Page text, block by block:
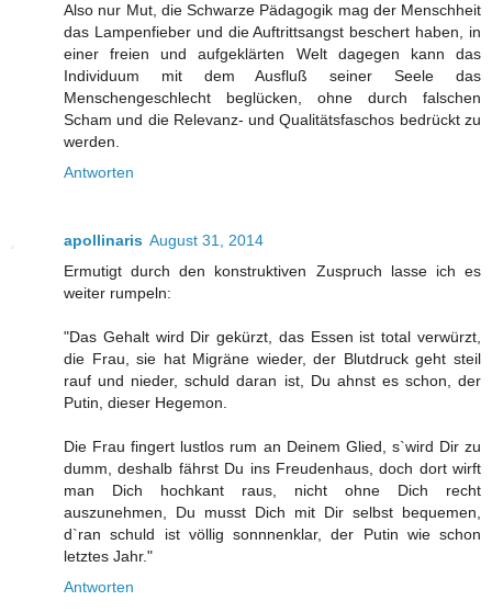
Also nur Mut, die Schwarze Pädagogik mag der Menschheit
das Lampenfieber und die Auftrittsangst beschert haben, in
einer freien und aufgeklärten Welt dagegen kann das
Individuum mit dem Ausfluß seiner Seele das
Menschengeschlecht beglücken, ohne durch falschen
Scham und die Relevanz- und Qualitätsfaschos bedrückt zu
werden.
Antworten
apollinaris August 31, 2014
Ermutigt durch den konstruktiven Zuspruch lasse ich es
weiter rumpeln:
"Das Gehalt wird Dir gekürzt, das Essen ist total verwürzt,
die Frau, sie hat Migräne wieder, der Blutdruck geht steil
rauf und nieder, schuld daran ist, Du ahnst es schon, der
Putin, dieser Hegemon.
Die Frau fingert lustlos rum an Deinem Glied, s`wird Dir zu
dumm, deshalb fährst Du ins Freudenhaus, doch dort wirft
man Dich hochkant raus, nicht ohne Dich recht
auszunehmen, Du musst Dich mit Dir selbst bequemen,
d`ran schuld ist völlig sonnnenklar, der Putin wie schon
letztes Jahr."
Antworten